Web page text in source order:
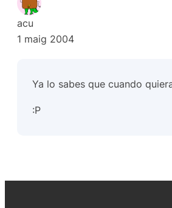
acu
1 maig 2004
Ya lo sabes que cuando
:P